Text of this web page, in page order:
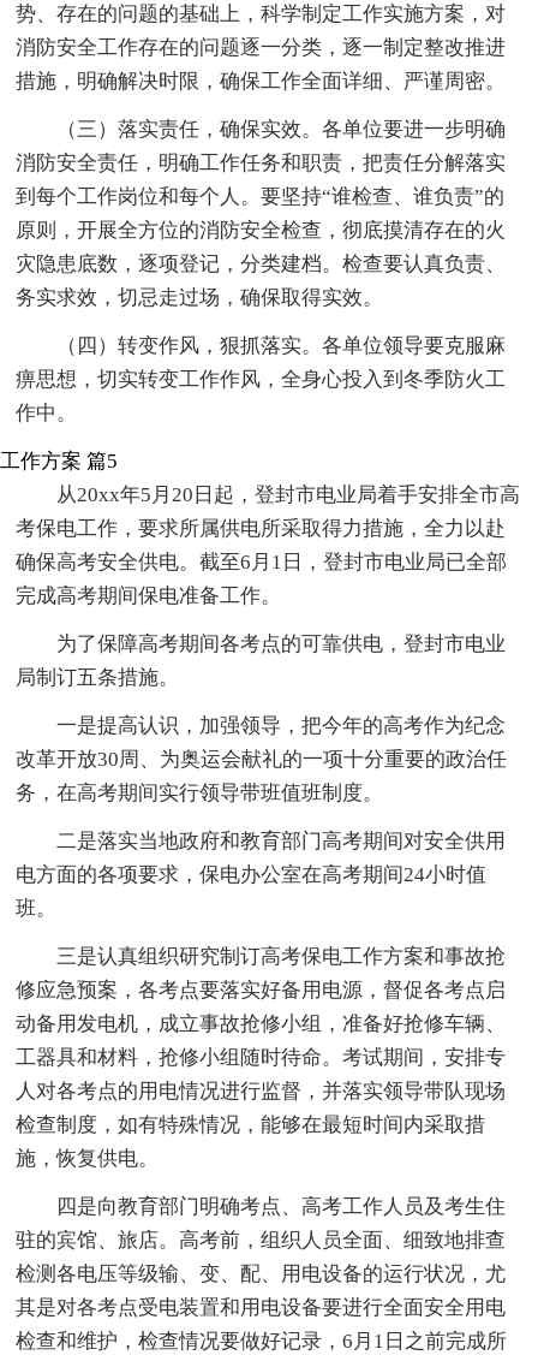
势、存在的问题的基础上，科学制定工作实施方案，对
消防安全工作存在的问题逐一分类，逐一制定整改推进
措施，明确解决时限，确保工作全面详细、严谨周密。
（三）落实责任，确保实效。各单位要进一步明确
消防安全责任，明确工作任务和职责，把责任分解落实
到每个工作岗位和每个人。要坚持“谁检查、谁负责”的
原则，开展全方位的消防安全检查，彻底摸清存在的火
灾隐患底数，逐项登记，分类建档。检查要认真负责、
务实求效，切忌走过场，确保取得实效。
（四）转变作风，狠抓落实。各单位领导要克服麻
痹思想，切实转变工作作风，全身心投入到冬季防火工
作中。
工作方案 篇5
从20xx年5月20日起，登封市电业局着手安排全市高
考保电工作，要求所属供电所采取得力措施，全力以赴
确保高考安全供电。截至6月1日，登封市电业局已全部
完成高考期间保电准备工作。
为了保障高考期间各考点的可靠供电，登封市电业
局制订五条措施。
一是提高认识，加强领导，把今年的高考作为纪念
改革开放30周、为奥运会献礼的一项十分重要的政治任
务，在高考期间实行领导带班值班制度。
二是落实当地政府和教育部门高考期间对安全供用
电方面的各项要求，保电办公室在高考期间24小时值
班。
三是认真组织研究制订高考保电工作方案和事故抢
修应急预案，各考点要落实好备用电源，督促各考点启
动备用发电机，成立事故抢修小组，准备好抢修车辆、
工器具和材料，抢修小组随时待命。考试期间，安排专
人对各考点的用电情况进行监督，并落实领导带队现场
检查制度，如有特殊情况，能够在最短时间内采取措
施，恢复供电。
四是向教育部门明确考点、高考工作人员及考生住
驻的宾馆、旅店。高考前，组织人员全面、细致地排查
检测各电压等级输、变、配、用电设备的运行状况，尤
其是对各考点受电装置和用电设备要进行全面安全用电
检查和维护，检查情况要做好记录，6月1日之前完成所